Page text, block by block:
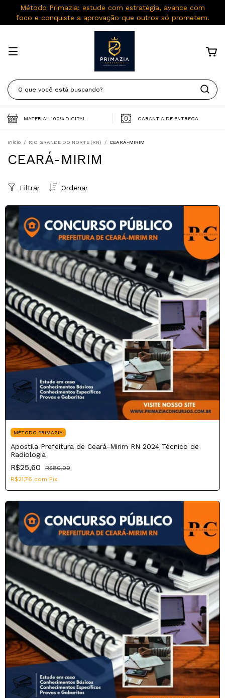
Método Primazia: estude com estratégia, avance com
foco e conquiste a aprovação que outros só prometem.
MATERIAL 100% DIGITAL GARANTIA DE ENTREGA
Início / RIO GRANDE DO NORTE (RN) / CEARÁ-MIRIM
CEARÁ-MIRIM
Ordenar
Filtrar
MÉTODO PRIMAZIA
Apostila Prefeitura de Ceará-Mirim RN 2024 Técnico de
Radiologia
R$25,60
R$80,00
R$21,76 com Pix